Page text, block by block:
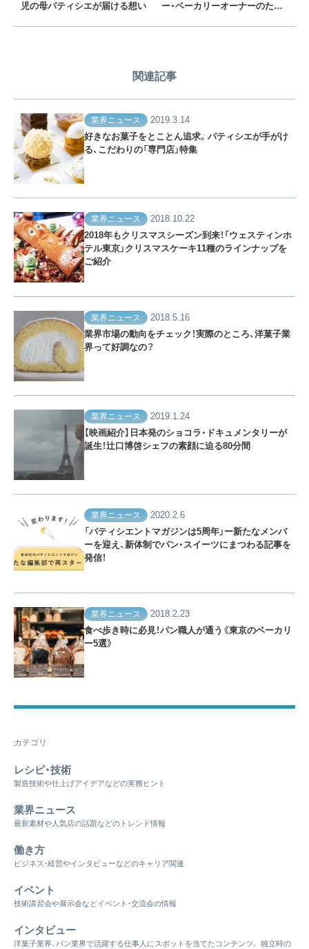
児の母パティシエが届ける想い
ー・ベーカリーオーナーのため
関連記事
業界ニュース
2019.3.14
好きなお菓子をとことん追求。パティシエが手がけ
る、こだわりの「専門店」特集
業界ニュース
2018.10.22
2018年もクリスマスシーズン到来！「ウェスティンホ
テル東京」クリスマスケーキ11種のラインナップを
ご紹介
業界ニュース
2018.5.16
業界市場の動向をチェック！実際のところ、洋菓子業
界って好調なの？
業界ニュース
2019.1.24
【映画紹介】日本発のショコラ・ドキュメンタリーが
誕生！辻口博啓シェフの素顔に迫る80分間
業界ニュース
2020.2.6
「パティシエントマガジンは5周年」ー新たなメンバ
ーを迎え、新体制でパン・スイーツにまつわる記事を
発信！
業界ニュース
2018.2.23
食べ歩き時に必見！パン職人が通う《東京のベーカリ
ー5選》
カテゴリ
レシピ・技術
製造技術や仕上げアイデアなどの実務ヒント
業界ニュース
最新素材や人気店の話題などのトレンド情報
働き方
ビジネス・経営やインタビューなどのキャリア関連
イベント
技術講習会や展示会などイベント・交流会の情報
インタビュー
洋菓子業界、パン業界で活躍する仕事人にスポットを当てたコンテンツ。 独立時の